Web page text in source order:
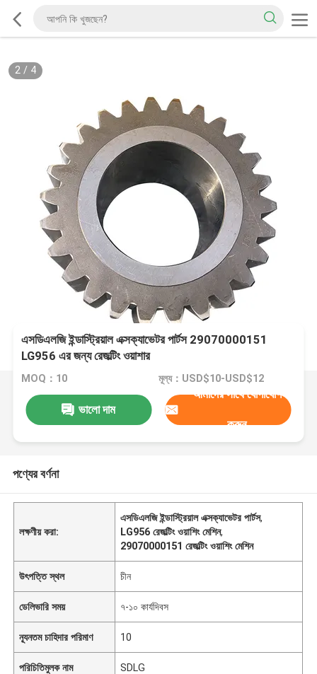
2/ 4
এসডিএলজি ইন্ডাস্ট্রিয়াল এক্সক্যাভেটর পার্টস 29070000151
LG956 এর জন্য রেজল্টিং ওয়াশার
MOQ：10 মূল্য：USD$10-USD$12
ভালো দাম
আমাদের সাথে যোগাযোগ
করুন
পণ্যের বর্ণনা
লক্ষণীয় করা:
এসডিএলজি ইন্ডাস্ট্রিয়াল এক্সক্যাভেটর পার্টস,
LG956 রেজল্টিং ওয়াশিং মেশিন,
29070000151 রেজল্টিং ওয়াশিং মেশিন
উৎপত্তি স্থল চীন
ডেলিভারি সময় ৭-১০ কার্যদিবস
ন্যূনতম চাহিদার পরিমাণ 10
পরিচিতিমুলক নাম SDLG